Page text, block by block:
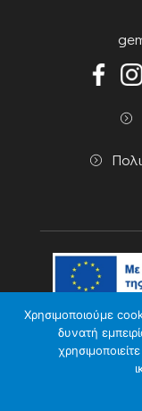
Χρησιμοποιούμε
δυνατή
Copyright